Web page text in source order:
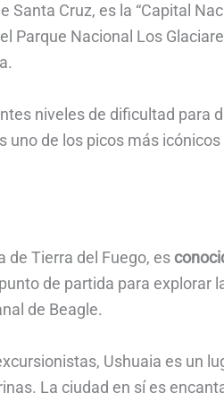
Santa Cruz, es la “Capital
Parque Nacional Los
niveles de dificultad para
uno de los picos más
de Tierra del Fuego, es
de partida para explorar
de Beagle.
Ushuaia es un
La ciudad en sí es